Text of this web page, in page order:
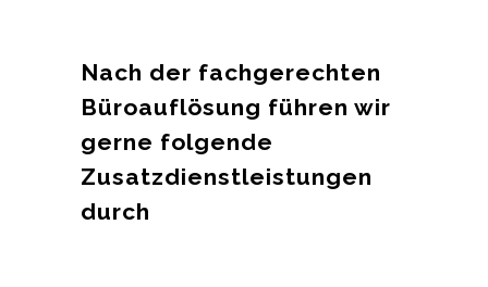
Nach der fachgerechten
Büroauflösung führen wir
gerne folgende
Zusatzdienstleistungen
durch